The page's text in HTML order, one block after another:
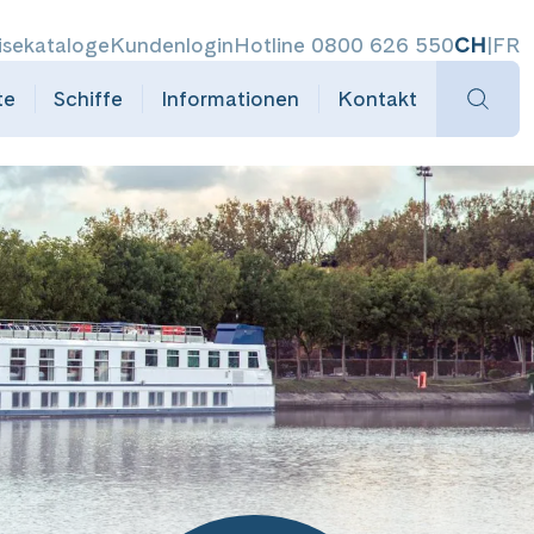
KundenloginHotline 0800 626 550CH|FR
Schiffe Informationen Kontakt